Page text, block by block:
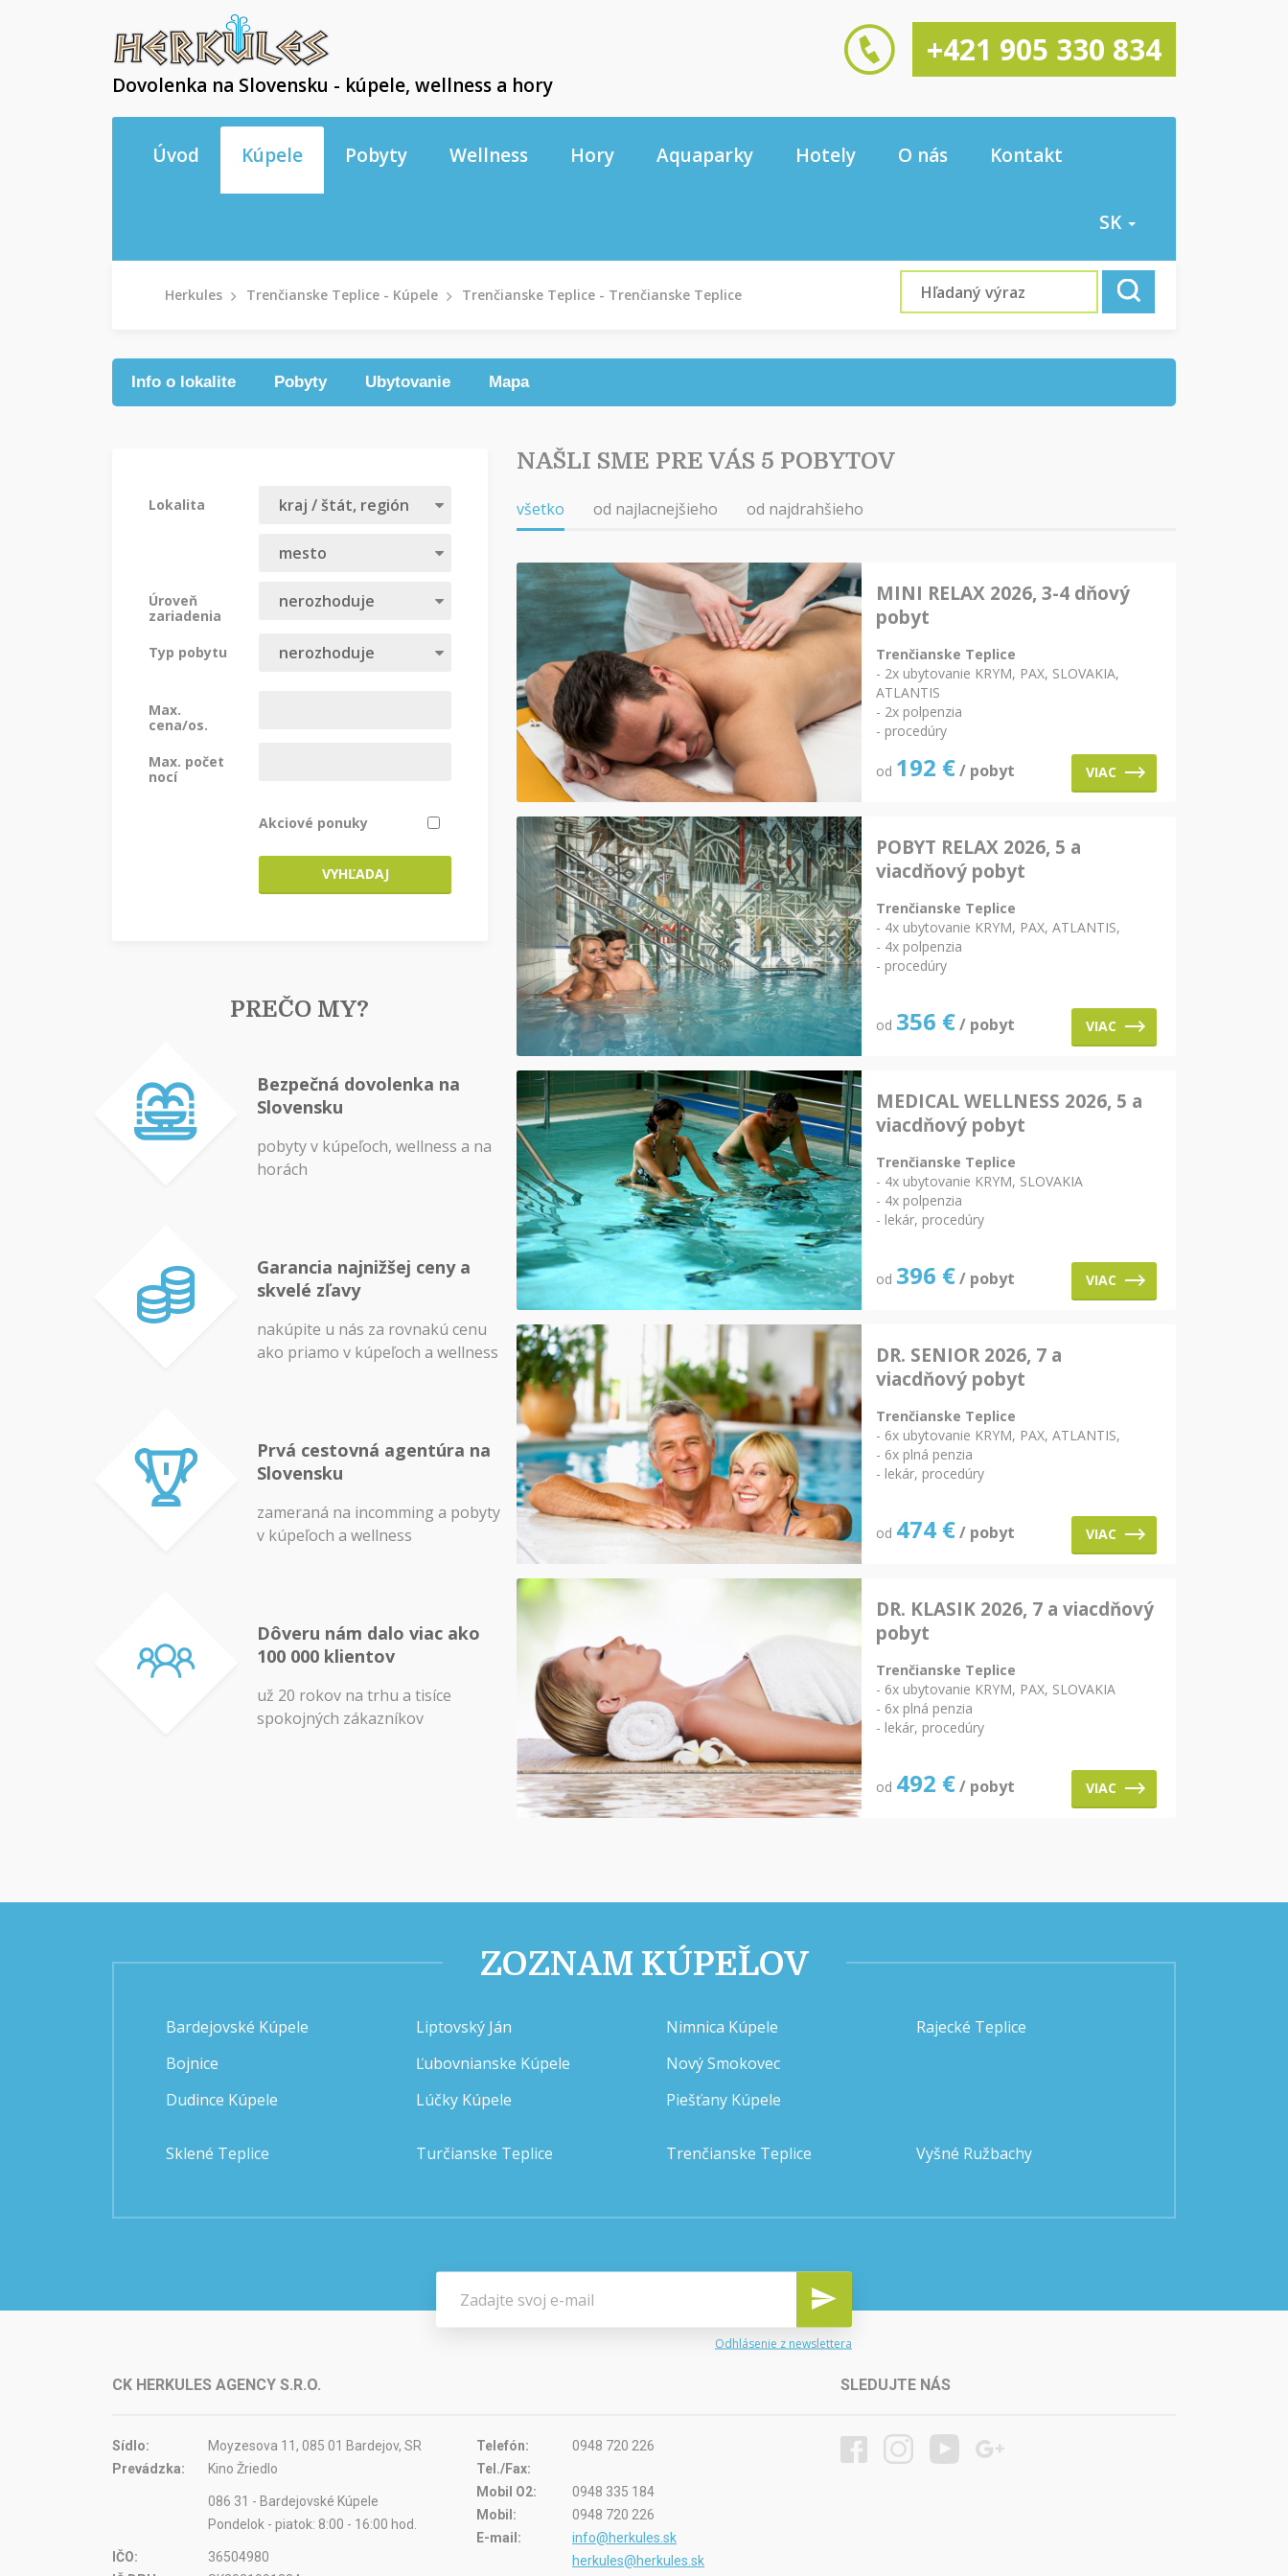
Dovolenka na Slovensku - kúpele, wellness a hory
+421 905 330 834
Úvod Kúpele Pobyty Wellness Hory Aquaparky Hotely O nás Kontakt
SK
Herkules Trenčianske Teplice - Kúpele Trenčianske Teplice - Trenčianske Teplice
Info o lokalite Pobyty Ubytovanie Mapa
Lokalita
Úroveň
zariadenia
Typ pobytu
Max.
cena/os.
Max. počet
nocí
Akciové ponuky
VYHĽADAJ
PREČO MY?
Bezpečná dovolenka na
Slovensku
pobyty v kúpeľoch, wellness a na
horách
Garancia najnižšej ceny a
skvelé zľavy
nakúpite u nás za rovnakú cenu
ako priamo v kúpeľoch a wellness
Prvá cestovná agentúra na
Slovensku
zameraná na incomming a pobyty
v kúpeľoch a wellness
Dôveru nám dalo viac ako
100 000 klientov
už 20 rokov na trhu a tisíce
spokojných zákazníkov
NAŠLI SME PRE VÁS 5 POBYTOV
všetko od najlacnejšieho od najdrahšieho
MINI RELAX 2026, 3-4 dňový
pobyt
Trenčianske Teplice
- 2x ubytovanie KRYM, PAX, SLOVAKIA,
ATLANTIS
- 2x polpenzia
- procedúry
od 192 €/ pobyt VIAC
POBYT RELAX 2026, 5 a
viacdňový pobyt
Trenčianske Teplice
- 4x ubytovanie KRYM, PAX, ATLANTIS,
- 4x polpenzia
- procedúry
od 356 €/ pobyt VIAC
MEDICAL WELLNESS 2026, 5 a
viacdňový pobyt
Trenčianske Teplice
- 4x ubytovanie KRYM, SLOVAKIA
- 4x polpenzia
- lekár, procedúry
od 396 €/ pobyt VIAC
DR. SENIOR 2026, 7 a
viacdňový pobyt
Trenčianske Teplice
- 6x ubytovanie KRYM, PAX, ATLANTIS,
- 6x plná penzia
- lekár, procedúry
od 474 €/ pobyt VIAC
DR. KLASIK 2026, 7 a viacdňový
pobyt
Trenčianske Teplice
- 6x ubytovanie KRYM, PAX, SLOVAKIA
- 6x plná penzia
- lekár, procedúry
od 492 €/ pobyt VIAC
ZOZNAM KÚPEĽOV
Bardejovské Kúpele
Bojnice
Dudince Kúpele
Liptovský Ján
Ľubovnianske Kúpele
Lúčky Kúpele
Nimnica Kúpele
Nový Smokovec
Piešťany Kúpele
Rajecké Teplice
Sklené Teplice Turčianske Teplice Trenčianske Teplice Vyšné Ružbachy
Odhlásenie z newslettera
CK HERKULES AGENCY S.R.O. SLEDUJTE NÁS
Sídlo:
Moyzesova 11, 085 01 Bardejov, SR
Prevádzka:
Kino Žriedlo
086 31 - Bardejovské Kúpele
Pondelok - piatok: 8:00 - 16:00 hod.
IČO:
36504980
Telefón:
0948 720 226
Tel./Fax:
Mobil O2:
0948 335 184
Mobil:
0948 720 226
E-mail:
info@herkules.sk
herkules@herkules.sk